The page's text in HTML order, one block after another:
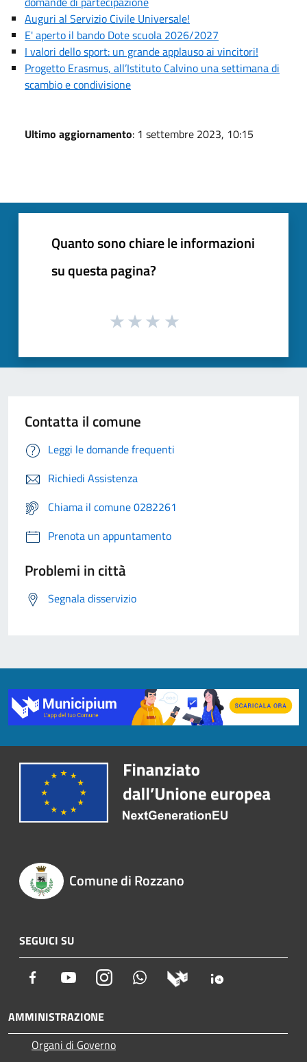
Auguri al Servizio Civile Universale!
E' aperto il bando Dote scuola 2026/2027
I valori dello sport: un grande applauso ai vincitori!
Progetto Erasmus, all’Istituto Calvino una settimana di
scambio e condivisione
Ultimo aggiornamento: 1 settembre 2023, 10:15
Quanto sono chiare le informazioni
su questa pagina?
Contatta il comune
Leggi le domande frequenti
Richiedi Assistenza
Chiama il comune 0282261
Prenota un appuntamento
Problemi in città
Segnala disservizio
Comune di Rozzano
SEGUICI SU
Facebook YoutubeInstagram Whatsapp
AMMINISTRAZIONE
Organi di Governo